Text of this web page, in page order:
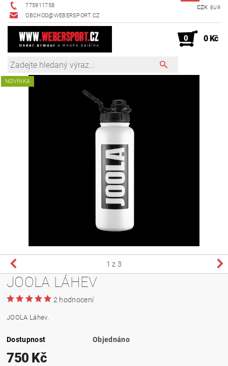
775911758
OBCHOD@WEBERSPORT.CZ
CZK EUR
0 0 Kč
NOVINKA
1 z 3
JOOLA LÁHEV
2 hodnocení
JOOLA Láhev.
Dostupnost Objednáno
750 Kč